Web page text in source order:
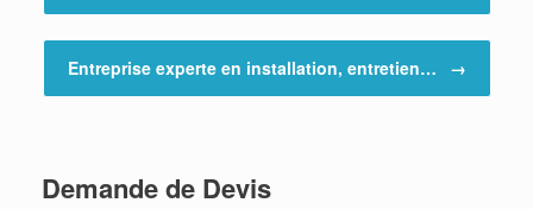
Entreprise experte en installation, entretien… →
Demande de Devis